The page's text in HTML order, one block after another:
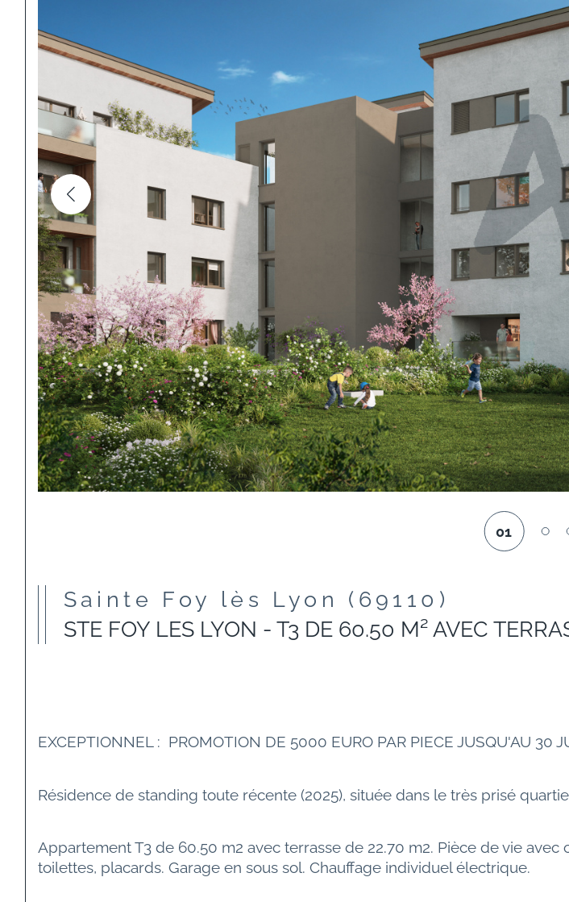
01
Sainte Foy lès Lyon (69110)
STE FOY LES LYON - T3 DE 60.50 M² AVEC
EXCEPTIONNEL :  PROMOTION DE 5000 EURO PAR PIECE JUSQU'AU 30
Résidence de standing toute récente (2025), située dans le très prisé
Appartement T3 de 60.50 m2 avec terrasse de 22.70 m2. Pièce de vie
toilettes, placards. Garage en sous sol. Chauffage individuel électrique.